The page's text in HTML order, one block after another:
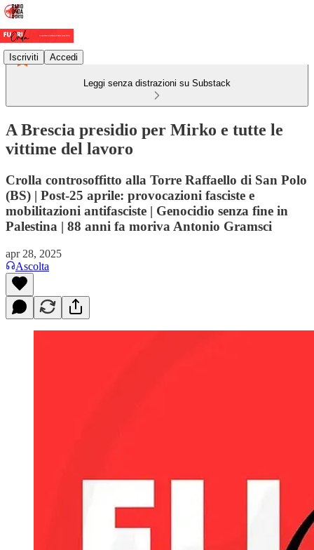
Iscriviti Accedi
Leggi senza distrazioni su Substack
A Brescia presidio per Mirko e tutte le
vittime del lavoro
Crolla controsoffitto alla Torre Raffaello di San Polo
(BS) | Post-25 aprile: provocazioni fasciste e
mobilitazioni antifasciste | Genocidio senza fine in
Palestina | 88 anni fa moriva Antonio Gramsci
apr 28, 2025
Ascolta